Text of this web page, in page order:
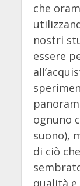
che
nostri
essere
ognuno
suono),
di ciò
qualità